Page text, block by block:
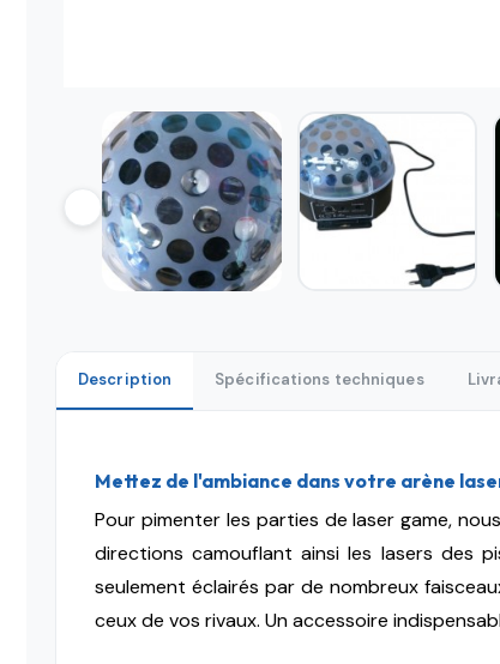
Description Spécifications techniques
Mettez de l'ambiance dans votre arène
Pour pimenter les parties de laser game,
directions camouflant ainsi les lasers des
seulement éclairés par de nombreux
ceux de vos rivaux. Un accessoire